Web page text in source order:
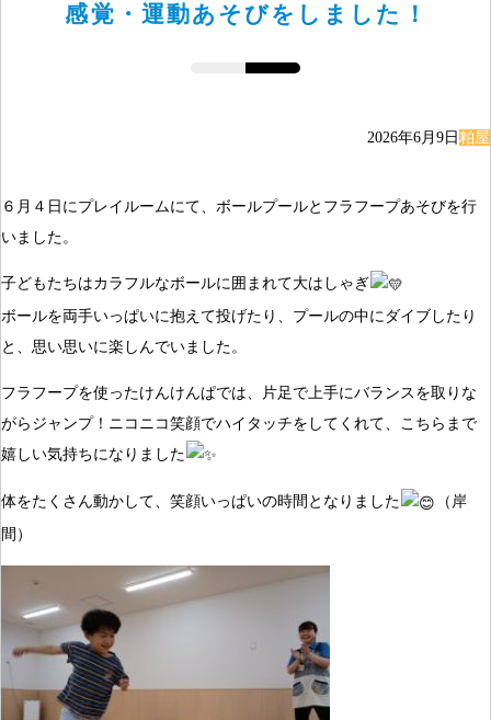
感覚・運動あそびをしました！
2026年6月9日 粕屋
６月４日にプレイルームにて、ボールプールとフラフープあそびを行
いました。
子どもたちはカラフルなボールに囲まれて大はしゃぎ
ボールを両手いっぱいに抱えて投げたり、プールの中にダイブしたり
と、思い思いに楽しんでいました。
フラフープを使ったけんけんぱでは、片足で上手にバランスを取りな
がらジャンプ！ニコニコ笑顔でハイタッチをしてくれて、こちらまで
嬉しい気持ちになりました
体をたくさん動かして、笑顔いっぱいの時間となりました
（岸
間）